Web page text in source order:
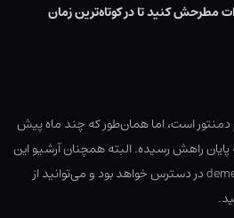
مطرحش کنید تا در کوتاه‌ترین زمان
دمنتور است، اما همان‌طور که چند ماه پیش
پایان راهش رسیده. البته همچنان آرشیو این
در دسترس خواهد بود و می‌توانید از